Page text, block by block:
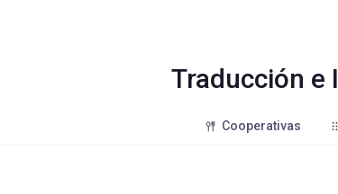
Traducción e
Cooperativas